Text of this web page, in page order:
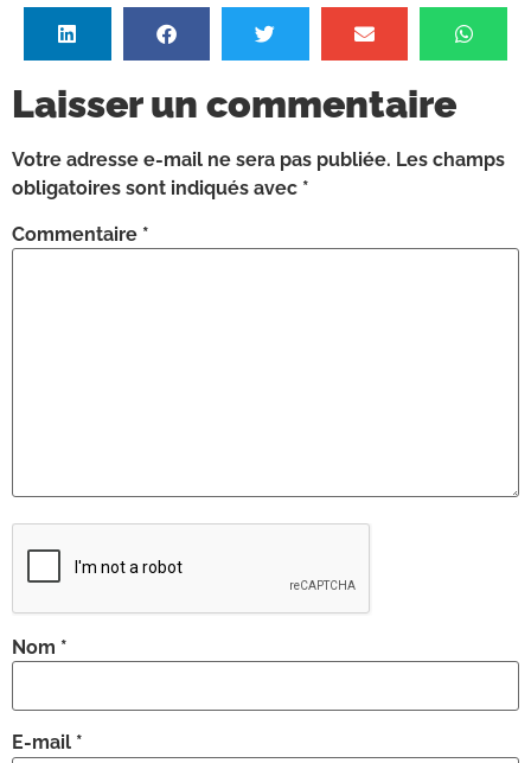
Laisser un commentaire
Votre adresse e-mail ne sera pas publiée. Les champs
obligatoires sont indiqués avec *
Commentaire *
Nom *
E-mail *